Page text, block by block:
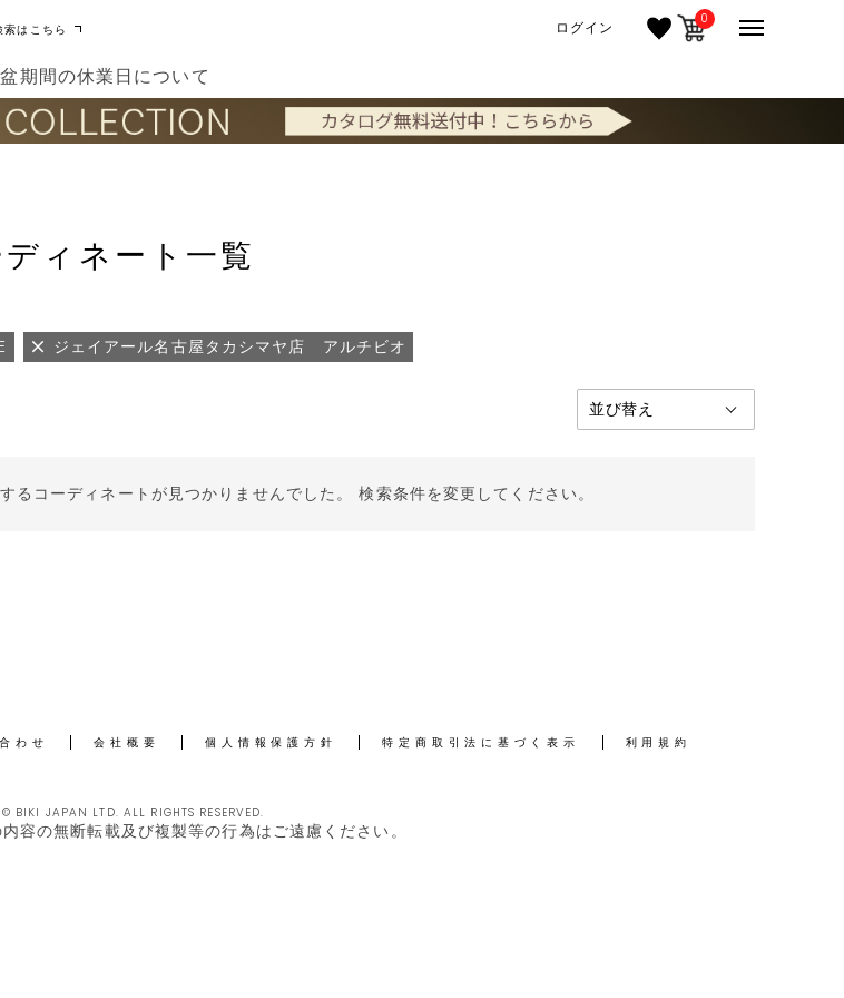
索はこちら ログイン 0
期間の休業日について
ィネート一覧
ジェイアール名古屋タカシマヤ店 アルチビオ
るコーディネートが見つかりませんでした。 検索条件を変更してください。
わせ 会社概要 個人情報保護方針 特定商取引法に基づく表示 利用規約
© BIKI JAPAN LTD. ALL RIGHTS RESERVED.
容の無断転載及び複製等の行為はご遠慮ください。